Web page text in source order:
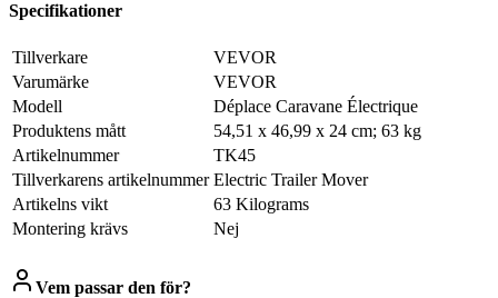
Specifikationer
Tillverkare
‎VEVOR
Varumärke
‎VEVOR
Modell
‎Déplace Caravane Électrique
Produktens mått
‎54,51 x 46,99 x 24 cm; 63 kg
Artikelnummer
‎TK45
Tillverkarens artikelnummer ‎Electric Trailer Mover
Artikelns vikt
‎63 Kilograms
Montering krävs
‎Nej
Vem passar den för?